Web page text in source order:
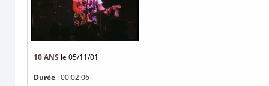
10 ANS le 05/11/01
Durée : 00:02:06